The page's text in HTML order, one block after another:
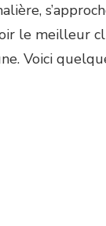
le
Voici